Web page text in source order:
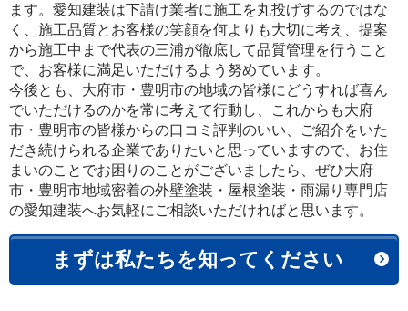
ます。愛知建装は下請け業者に施工を丸投げするのではな
く、施工品質とお客様の笑顔を何よりも大切に考え、提案
から施工中まで代表の三浦が徹底して品質管理を行うこと
で、お客様に満足いただけるよう努めています。
今後とも、大府市・豊明市の地域の皆様にどうすれば喜ん
でいただけるのかを常に考えて行動し、これからも大府
市・豊明市の皆様からの口コミ評判のいい、ご紹介をいた
だき続けられる企業でありたいと思っていますので、お住
まいのことでお困りのことがございましたら、ぜひ大府
市・豊明市地域密着の外壁塗装・屋根塗装・雨漏り専門店
の愛知建装へお気軽にご相談いただければと思います。
まずは私たちを知ってください